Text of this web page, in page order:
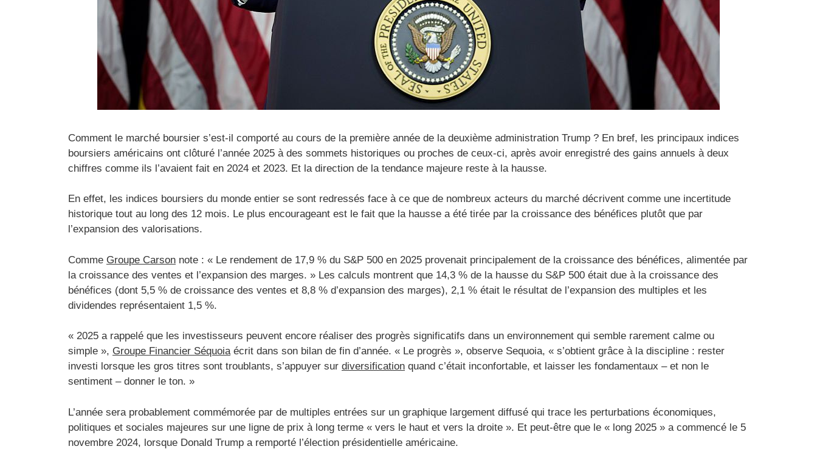
Comment le marché boursier s’est-il comporté au cours de la première année de la deuxième administration Trump ? En bref, les principaux indices
boursiers américains ont clôturé l’année 2025 à des sommets historiques ou proches de ceux-ci, après avoir enregistré des gains annuels à deux
chiffres comme ils l’avaient fait en 2024 et 2023. Et la direction de la tendance majeure reste à la hausse.
En effet, les indices boursiers du monde entier se sont redressés face à ce que de nombreux acteurs du marché décrivent comme une incertitude
historique tout au long des 12 mois. Le plus encourageant est le fait que la hausse a été tirée par la croissance des bénéfices plutôt que par
l’expansion des valorisations.
Comme Groupe Carson note : « Le rendement de 17,9 % du S&P 500 en 2025 provenait principalement de la croissance des bénéfices, alimentée par
la croissance des ventes et l’expansion des marges. » Les calculs montrent que 14,3 % de la hausse du S&P 500 était due à la croissance des
bénéfices (dont 5,5 % de croissance des ventes et 8,8 % d’expansion des marges), 2,1 % était le résultat de l’expansion des multiples et les
dividendes représentaient 1,5 %.
« 2025 a rappelé que les investisseurs peuvent encore réaliser des progrès significatifs dans un environnement qui semble rarement calme ou
simple », Groupe Financier Séquoiaécrit dans son bilan de fin d’année. « Le progrès », observe Sequoia, « s’obtient grâce à la discipline : rester
investi lorsque les gros titres sont troublants, s’appuyer sur diversification quand c’était inconfortable, et laisser les fondamentaux – et non le
sentiment – ​​donner le ton. »
L’année sera probablement commémorée par de multiples entrées sur un graphique largement diffusé qui trace les perturbations économiques,
politiques et sociales majeures sur une ligne de prix à long terme « vers le haut et vers la droite ». Et peut-être que le « long 2025 » a commencé le 5
novembre 2024, lorsque Donald Trump a remporté l’élection présidentielle américaine.